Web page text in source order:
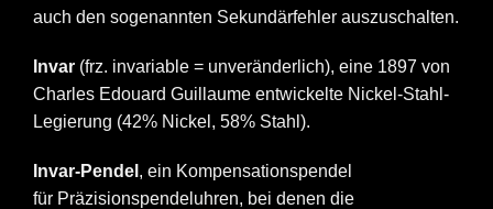
auch den sogenannten Sekundärfehler auszuschalten.
Invar (frz. invariable = unveränderlich), eine 1897 von
Charles Edouard Guillaume entwickelte Nickel-Stahl-
Legierung (42% Nickel, 58% Stahl).
Invar-Pendel , ein Kompensationspendel
für Präzisionspendeluhren, bei denen die